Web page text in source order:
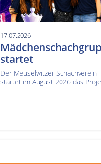
17.07.2026
startet
Der Meuselwitzer Schachverein
startet im August 2026 das